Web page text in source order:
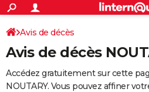
ACTUALITÉS
Politique
Société
Faits Divers
Education
Monde
Villes
+
SPORT
Coupe du monde 2026
Football
Tennis
Cyclisme
Rugby
Forum
Programme TV
TNT
Streaming
Cinéma
Sorties cinéma
Musique
+
FINANCE
Avis de décès
Avis de décès
Accédez gratuitement sur cette
NOUTARY. Vous pouvez affiner